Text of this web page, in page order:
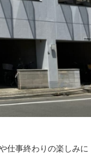
仕事終わりの楽しみに